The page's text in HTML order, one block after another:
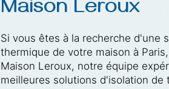
Maison Leroux
Si vous êtes à la recherche d'une
thermique de votre maison à
Maison Leroux, notre équipe
meilleures solutions d'isolation